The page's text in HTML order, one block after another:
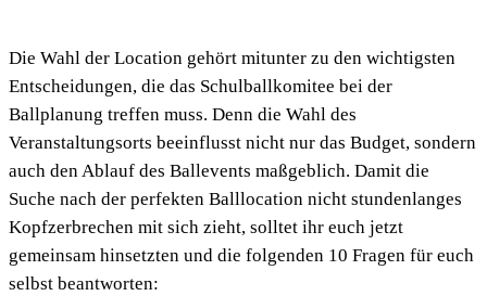
Die Wahl der Location gehört mitunter zu den wichtigsten
Entscheidungen, die das Schulballkomitee bei der
Ballplanung treffen muss. Denn die Wahl des
Veranstaltungsorts beeinflusst nicht nur das Budget, sondern
auch den Ablauf des Ballevents maßgeblich. Damit die
Suche nach der perfekten Balllocation nicht stundenlanges
Kopfzerbrechen mit sich zieht, solltet ihr euch jetzt
gemeinsam hinsetzten und die folgenden 10 Fragen für euch
selbst beantworten: